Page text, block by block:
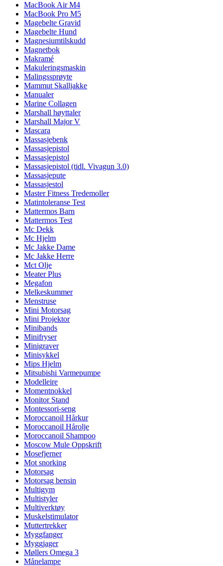
MacBook Air M4
MacBook Pro M5
Magebelte Gravid
Magebelte Hund
Magnesiumtilskudd
Magnetbok
Makramé
Makuleringsmaskin
Malingssprøyte
Mammut Skalljakke
Manualer
Marine Collagen
Marshall høyttaler
Marshall Major V
Mascara
Massasjebenk
Massasjepistol
Massasjepistol
Massasjepistol (tidl. Vivagun 3.0)
Massasjepute
Massasjestol
Master Fitness Tredemoller
Matintoleranse Test
Mattermos Barn
Mattermos Test
Mc Dekk
Mc Hjelm
Mc Jakke Dame
Mc Jakke Herre
Mct Olje
Meater Plus
Megafon
Melkeskummer
Menstruse
Mini Motorsag
Mini Projektor
Minibands
Minifryser
Minigraver
Minisykkel
Mips Hjelm
Mitsubishi Varmepumpe
Modelleire
Momentnokkel
Monitor Stand
Montessori-seng
Moroccanoil Hårkur
Moroccanoil Hårolje
Moroccanoil Shampoo
Moscow Mule Oppskrift
Mosefjerner
Mot snorking
Motorsag
Motorsag bensin
Multigym
Multistyler
Multiverktøy
Muskelstimulator
Muttertrekker
Myggfanger
Myggjager
Møllers Omega 3
Månelampe